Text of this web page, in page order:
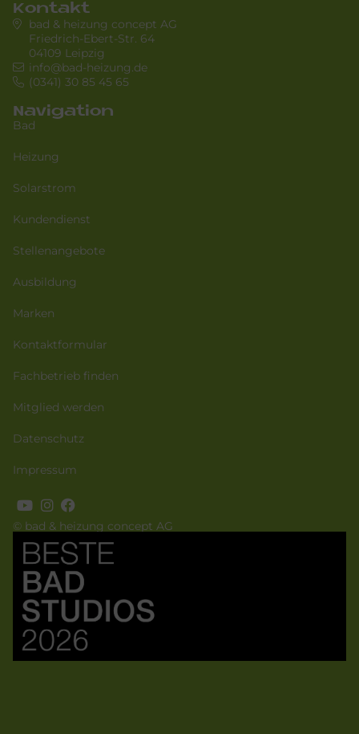
© bad & heizung concept AG
Kontakt
bad & heizung concept AG
Friedrich-Ebert-Str. 64
04109 Leipzig
info@bad-heizung.de
(0341) 30 85 45 65
Navigation
Bad
Heizung
Solarstrom
Kundendienst
Stellenangebote
Ausbildung
Marken
Kontaktformular
Fachbetrieb finden
Mitglied werden
Datenschutz
Impressum